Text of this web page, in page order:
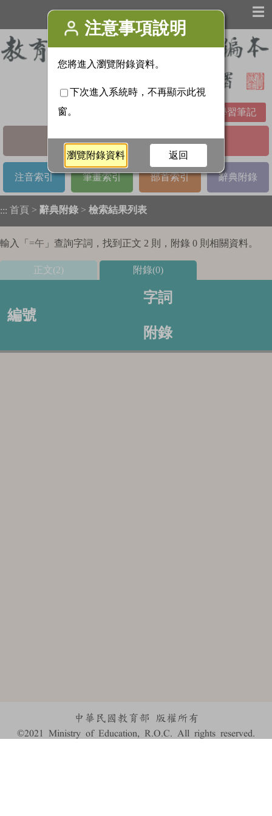
☰
學習筆記
基本檢索 進階檢索
注音索引 筆畫索引 部首索引 辭典附錄
::: 首頁 > 辭典附錄 > 檢索結果列表
輸入「 =午 」查詢字詞，找到正文 2 則，附錄 0 則相關資料。
正文(2) 附錄(0)
編號
字詞
附錄
中華民國教育部 版權所有
©2021 Ministry of Education, R.O.C. All rights reserved.